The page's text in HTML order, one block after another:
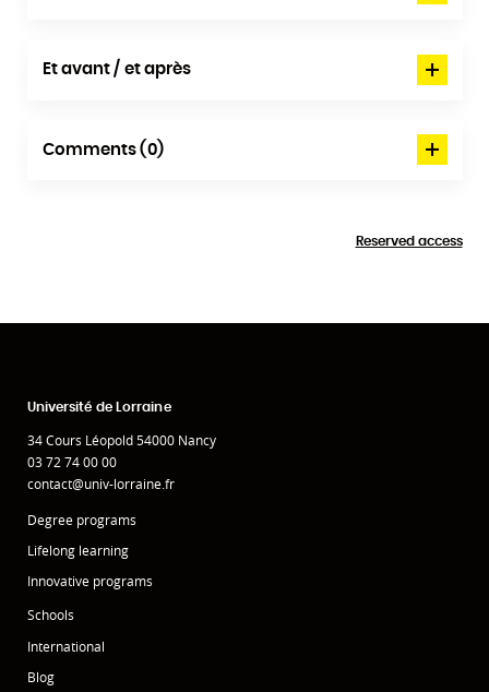
Et avant / et après
Comments (0)
Reserved access
Université de Lorraine
34 Cours Léopold 54000 Nancy
03 72 74 00 00
contact@univ-lorraine.fr
Degree programs
Lifelong learning
Innovative programs
Schools
International
Blog